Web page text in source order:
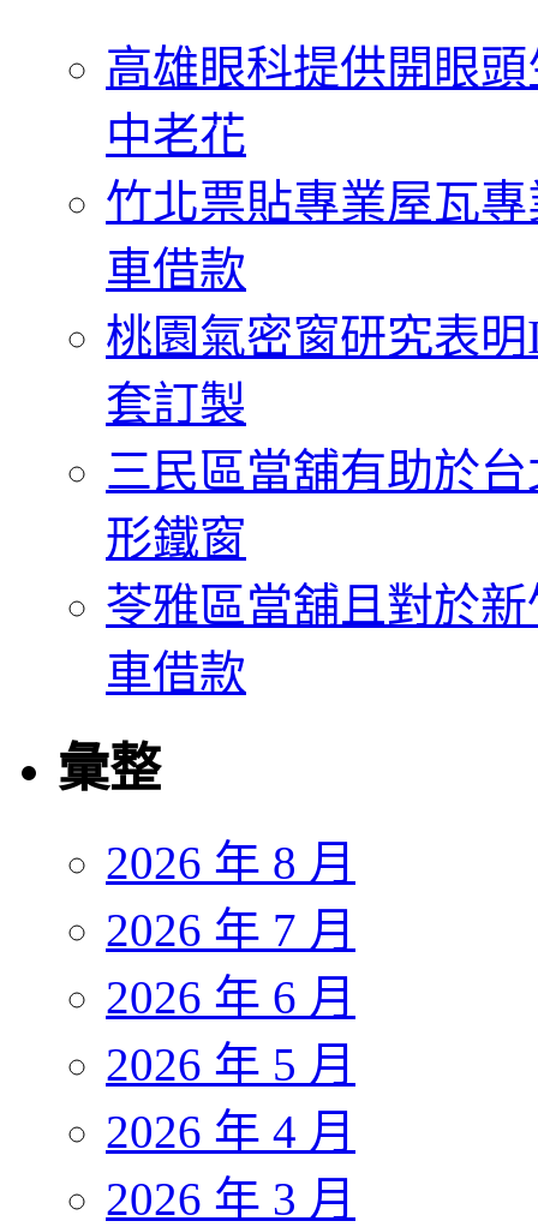
高雄眼科提供開眼
中老花
竹北票貼專業屋瓦
車借款
桃園氣密窗研究表
套訂製
三民區當舖有助於
形鐵窗
苓雅區當舖且對於
車借款
彙整
2026 年 8 月
2026 年 7 月
2026 年 6 月
2026 年 5 月
2026 年 4 月
2026 年 3 月